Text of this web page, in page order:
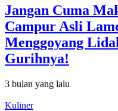
Jangan Cuma
Campur Asli
Menggoyang
Gurihnya!
3 bulan yang lalu
Kuliner